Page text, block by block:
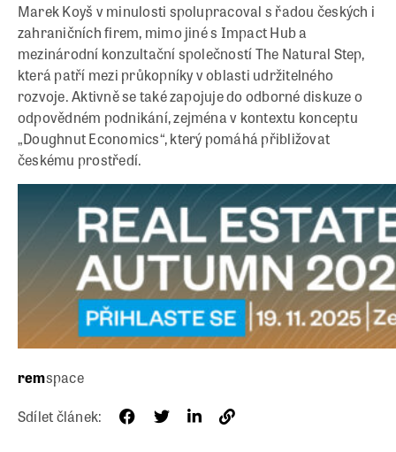
Marek Koyš v minulosti spolupracoval s řadou českých i
zahraničních firem, mimo jiné s Impact Hub a
mezinárodní konzultační společností The Natural Step,
která patří mezi průkopníky v oblasti udržitelného
rozvoje. Aktivně se také zapojuje do odborné diskuze o
odpovědném podnikání, zejména v kontextu konceptu
„Doughnut Economics“, který pomáhá přibližovat
českému prostředí.
remspace
Sdílet článek: